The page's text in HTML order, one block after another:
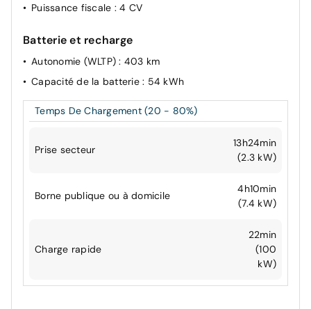
Puissance fiscale : 4 CV
Batterie et recharge
Autonomie (WLTP): 403 km
Capacité de la batterie : 54 kWh
Temps De Chargement (20 - 80%)
Prise secteur
13h24min
(2.3 kW)
Borne publique ou à domicile
4h10min
(7.4 kW)
Charge rapide
22min
(100
kW)